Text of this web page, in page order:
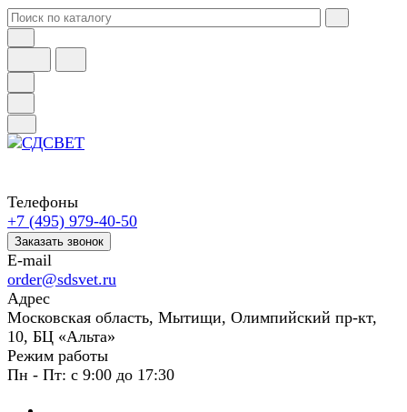
Телефоны
+7 (495) 979-40-50
Заказать звонок
E-mail
order@sdsvet.ru
Адрес
Московская область, Мытищи, Олимпийский пр-кт,
10, БЦ «Альта»
Режим работы
Пн - Пт: с 9:00 до 17:30